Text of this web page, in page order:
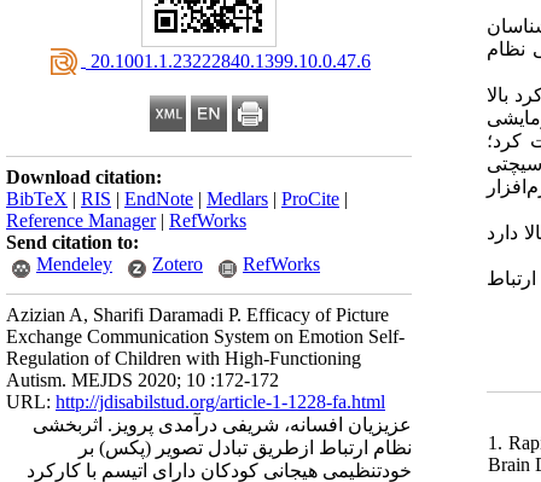
‎ 20.1001.1.23222840.1399.10.0.47.6
Download citation:
BibTeX | RIS | EndNote | Medlars | ProCite |
Reference Manager| RefWorks
Send citation to:
Mendeley
Zotero RefWorks
Azizian A, Sharifi Daramadi P. Efficacy of Picture
Exchange Communication System on Emotion Self-
Regulation of Children with High-Functioning
Autism. MEJDS 2020; 10 :172-172
URL: http://jdisabilstud.org/article-1-1228-fa.html
عزیزیان افسانه، شریفی درآمدی پرویز. اثربخشی
نظام ارتباط ازطریق تبادل تصویر (پکس) بر
خودتنظیمی هیجانی کودکان دارای اتیسم با کارکرد
نظام
بالا
شرکت کرد؛
دارد
1.
Brain